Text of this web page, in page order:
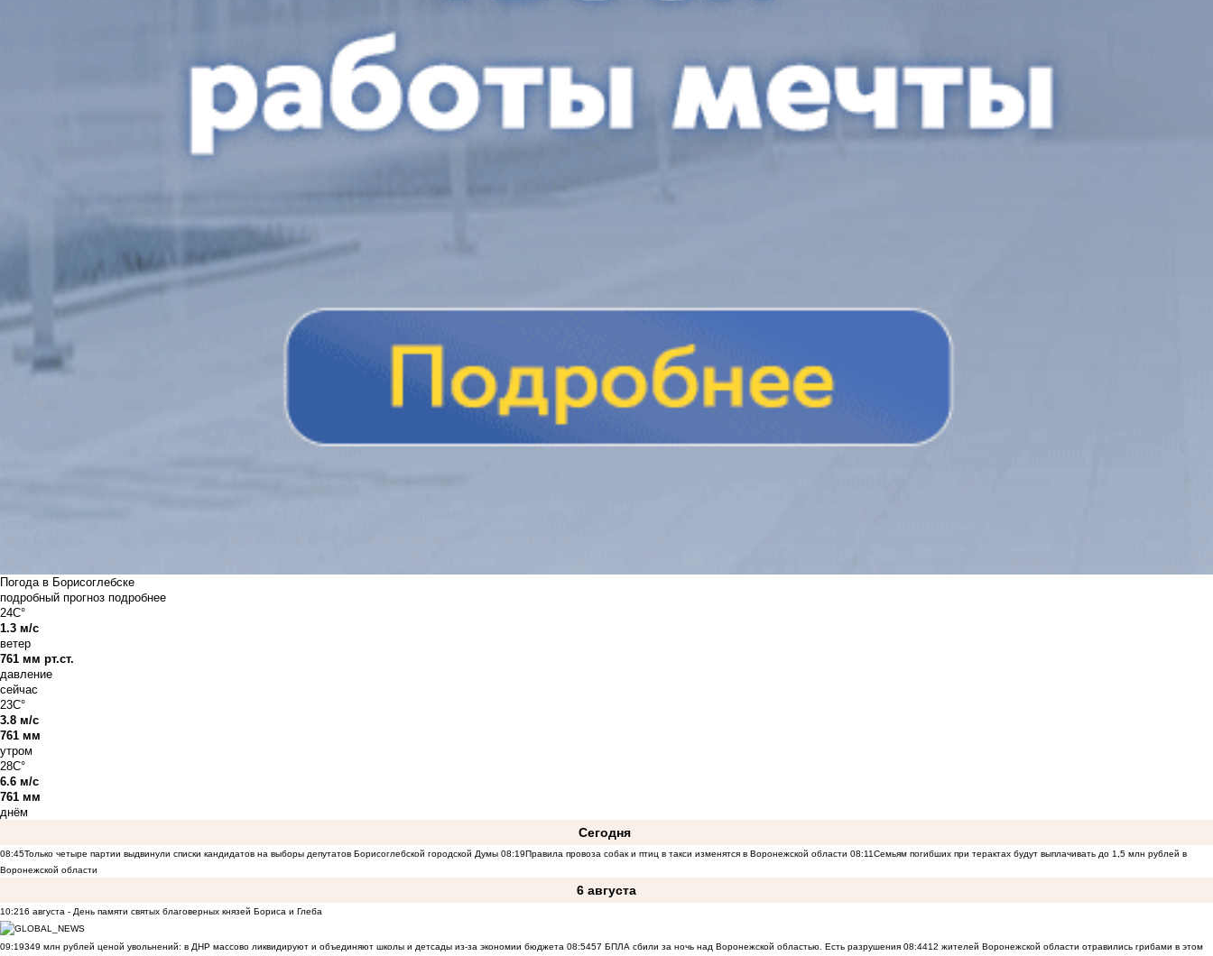
Погода в Борисоглебске
подробный прогноз подробнее
24C°
1.3 м/с
ветер
761 мм рт.ст.
давление
сейчас
23C°
3.8 м/с
761 мм
утром
28C°
6.6 м/с
761 мм
днём
Сегодня
08:45Только четыре партии выдвинули списки кандидатов на выборы депутатов Борисоглебской городской Думы 08:19Правила провоза собак и птиц в такси изменятся в Воронежской области 08:11Семьям погибших при терактах будут выплачивать до 1,5 млн рублей в
Воронежской области
6 августа
10:216 августа - День памяти святых благоверных князей Бориса и Глеба
09:19349 млн рублей ценой увольнений: в ДНР массово ликвидируют и объединяют школы и детсады из-за экономии бюджета 08:5457 БПЛА сбили за ночь над Воронежской областью. Есть разрушения 08:4412 жителей Воронежской области отравились грибами в этом